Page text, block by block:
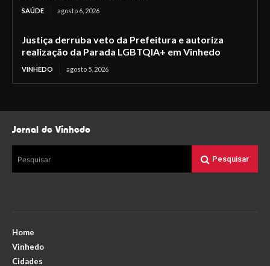
SAÚDE agosto 6, 2026
Justiça derruba veto da Prefeitura e autoriza
realização da Parada LGBTQIA+ em Vinhedo
VINHEDO agosto 5, 2026
Jornal de Vinhedo
Pesquisar Pesquisar
Home
Vinhedo
Cidades